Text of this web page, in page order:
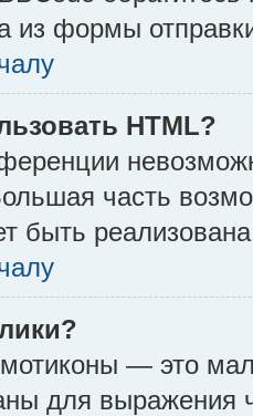
из формы
HTML?
часть
быть
— это
для выражения